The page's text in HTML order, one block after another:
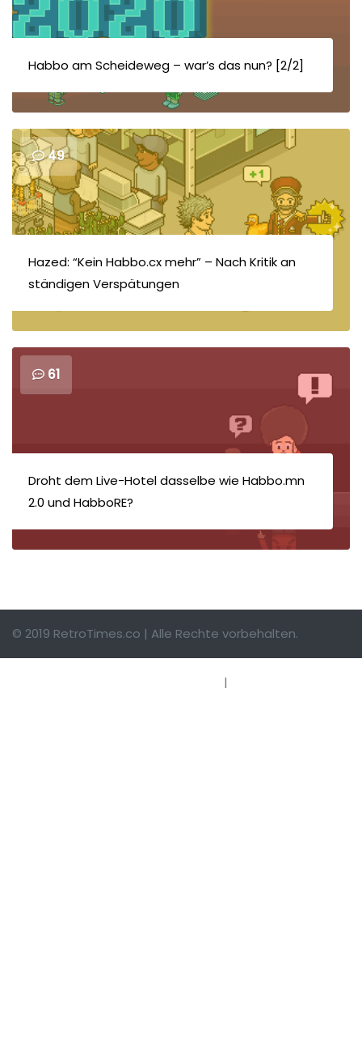
Habbo am Scheideweg – war’s das nun? [2/2]
49
Hazed: “Kein Habbo.cx mehr” – Nach Kritik an
ständigen Verspätungen
61
Droht dem Live-Hotel dasselbe wie Habbo.mn
2.0 und HabboRE?
© 2019 RetroTimes.co | Alle Rechte vorbehalten.
|